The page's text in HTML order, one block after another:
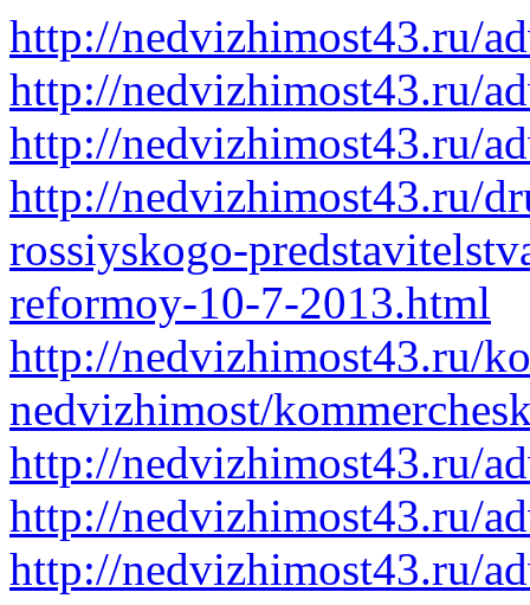
http://nedvizhimost43.ru/
http://nedvizhimost43.ru/
http://nedvizhimost43.ru/
http://nedvizhimost43.ru/
rossiyskogo-
reformoy-10-7-2013.html
http://nedvizhimost43.ru/
nedvizhimost/
http://nedvizhimost43.ru/
http://nedvizhimost43.ru/
http://nedvizhimost43.ru/